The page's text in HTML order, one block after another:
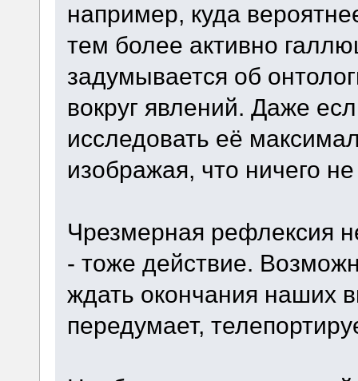
например, куда
тем более активно
задумывается об
вокруг явлений. Даже
исследовать её
изображая, что ничего
Чрезмерная рефлексия
- тоже действие.
ждать окончания наших
передумает,